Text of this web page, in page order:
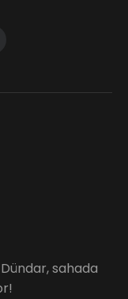
sahada